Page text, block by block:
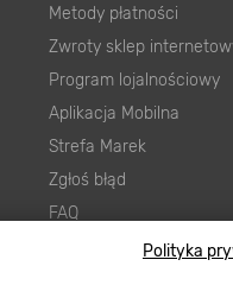
Polityka
Metody płatności
Zwroty sklep
Program lojalnościowy
Aplikacja Mobilna
Strefa Marek
Zgłoś błąd
FAQ
Prawny obowiązek